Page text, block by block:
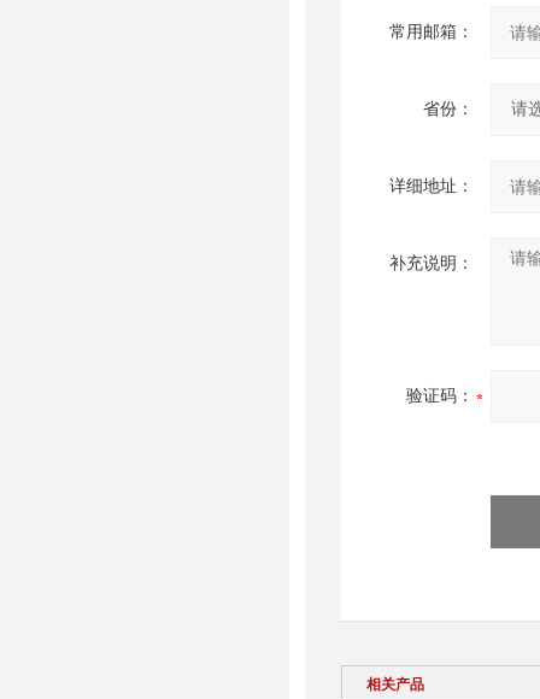
常用邮箱：
省份：
详细地址：
补充说明：
验证码：
相关产品